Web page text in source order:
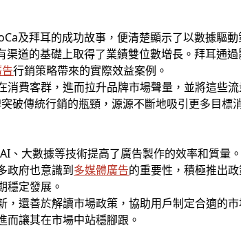
及拜耳的成功故事，便清楚顯示了以數據驅
渠道的基礎上取得了業績雙位數增長。拜耳通
行銷策略帶來的實際效益案例。
費客群，進而拉升品牌市場聲量，並將這些
破傳統行銷的瓶頸，源源不斷地吸引更多目標
、大數據等技術提高了廣告製作的效率和質量
政府也意識到多媒體廣告的重要性，積極推出
穩定發展。
，還善於解讀市場政策，協助用戶制定合適的
讓其在市場中站穩腳跟。